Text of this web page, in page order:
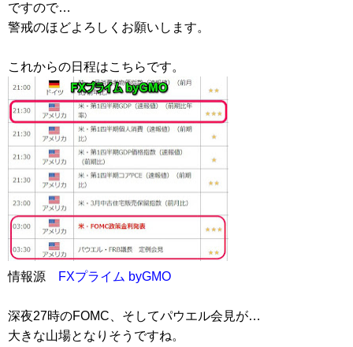
ですので…
警戒のほどよろしくお願いします。
これからの日程はこちらです。
情報源 FXプライム byGMO
深夜27時のFOMC、そしてパウエル会見が…
大きな山場となりそうですね。